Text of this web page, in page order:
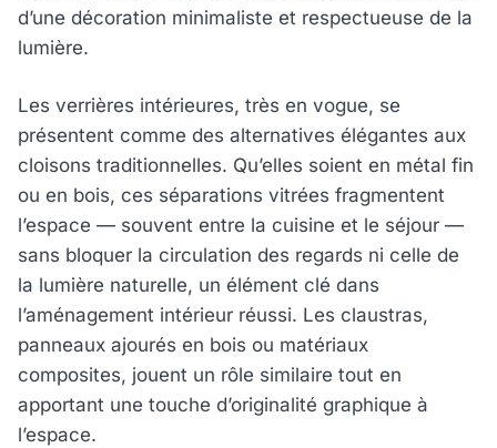
d’une décoration minimaliste et respectueuse de la
lumière.
Les verrières intérieures, très en vogue, se
présentent comme des alternatives élégantes aux
cloisons traditionnelles. Qu’elles soient en métal fin
ou en bois, ces séparations vitrées fragmentent
l’espace — souvent entre la cuisine et le séjour —
sans bloquer la circulation des regards ni celle de
la lumière naturelle, un élément clé dans
l’aménagement intérieur réussi. Les claustras,
panneaux ajourés en bois ou matériaux
composites, jouent un rôle similaire tout en
apportant une touche d’originalité graphique à
l’espace.